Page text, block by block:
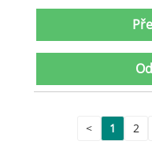
< 1 2